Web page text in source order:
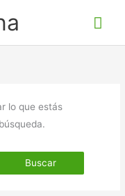
lo que estás